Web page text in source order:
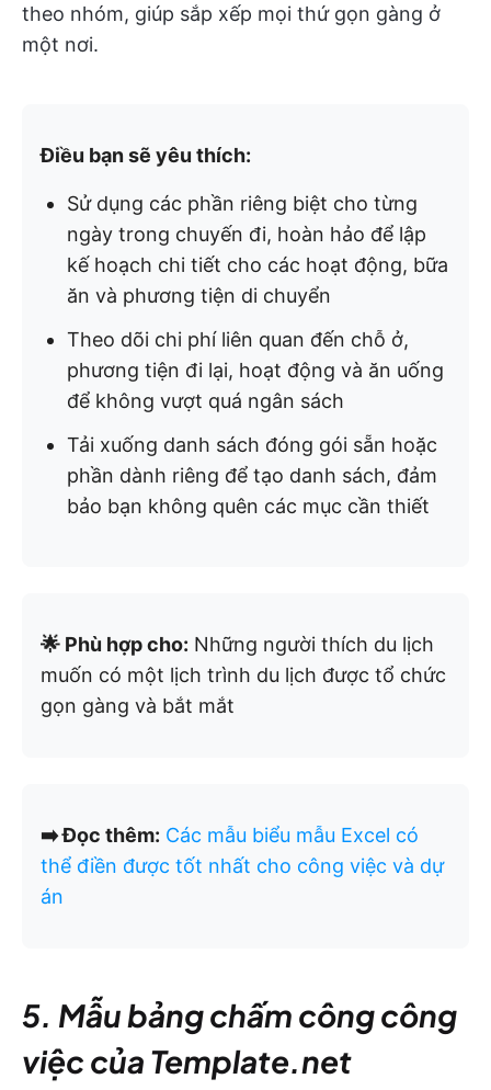
theo nhóm, giúp sắp xếp mọi thứ gọn gàng ở
một nơi.
Điều bạn sẽ yêu thích:
Sử dụng các phần riêng biệt cho từng
ngày trong chuyến đi, hoàn hảo để lập
kế hoạch chi tiết cho các hoạt động, bữa
ăn và phương tiện di chuyển
Theo dõi chi phí liên quan đến chỗ ở,
phương tiện đi lại, hoạt động và ăn uống
để không vượt quá ngân sách
Tải xuống danh sách đóng gói sẵn hoặc
phần dành riêng để tạo danh sách, đảm
bảo bạn không quên các mục cần thiết
🌟 Phù hợp cho: Những người thích du lịch
muốn có một lịch trình du lịch được tổ chức
gọn gàng và bắt mắt
➡️ Đọc thêm: Các mẫu biểu mẫu Excel có
thể điền được tốt nhất cho công việc và dự
án
5. Mẫu bảng chấm công công
việc của Template.net